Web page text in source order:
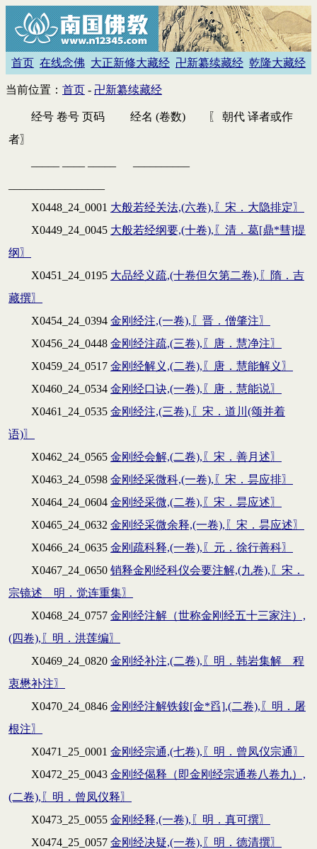
首页 在线念佛 大正新修大藏经 卍新纂续藏经 乾隆大藏经
当前位置： 首页 - 卍新纂续藏经
经号 卷号 页码 经名 (卷数) 〖 朝代 译者或作
者〗
X0448_24_0001 大般若经关法,(六卷),〖宋．大隐排定〗
X0449_24_0045 大般若经纲要,(十卷),〖清．葛[鼎*彗]提
纲〗
X0451_24_0195 大品经义疏,(十卷但欠第二卷),〖隋．吉
藏撰〗
X0454_24_0394 金刚经注,(一卷),〖晋．僧肇注〗
X0456_24_0448 金刚经注疏,(三卷),〖唐．慧净注〗
X0459_24_0517 金刚经解义,(二卷),〖唐．慧能解义〗
X0460_24_0534 金刚经口诀,(一卷),〖唐．慧能说〗
X0461_24_0535 金刚经注,(三卷),〖宋．道川(颂并着
语)〗
X0462_24_0565 金刚经会解,(二卷),〖宋．善月述〗
X0463_24_0598 金刚经采微科,(一卷),〖宋．昙应排〗
X0464_24_0604 金刚经采微,(二卷),〖宋．昙应述〗
X0465_24_0632 金刚经采微余释,(一卷),〖宋．昙应述〗
X0466_24_0635 金刚疏科释,(一卷),〖元．徐行善科〗
X0467_24_0650 销释金刚经科仪会要注解,(九卷),〖宋．
宗镜述 明．觉连重集〗
X0468_24_0757 金刚经注解（世称金刚经五十三家注）,
(四卷),〖明．洪莲编〗
X0469_24_0820 金刚经补注,(二卷),〖明．韩岩集解 程
衷懋补注〗
X0470_24_0846 金刚经注解铁鋑[金*舀],(二卷),〖明．屠
根注〗
X0471_25_0001 金刚经宗通,(七卷),〖明．曾凤仪宗通〗
X0472_25_0043 金刚经偈释（即金刚经宗通卷八卷九）,
(二卷),〖明．曾凤仪释〗
X0473_25_0055 金刚经释,(一卷),〖明．真可撰〗
X0474_25_0057 金刚经决疑,(一卷),〖明．德清撰〗